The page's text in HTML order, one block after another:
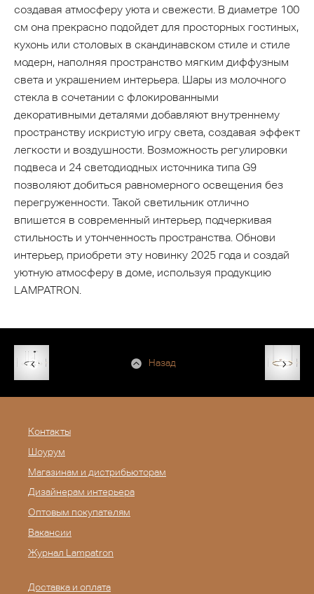
создавая атмосферу уюта и свежести. В диаметре 100
см она прекрасно подойдет для просторных гостиных,
кухонь или столовых в скандинавском стиле и стиле
модерн, наполняя пространство мягким диффузным
света и украшением интерьера. Шары из молочного
стекла в сочетании с флокированными
декоративными деталями добавляют внутреннему
пространству искристую игру света, создавая эффект
легкости и воздушности. Возможность регулировки
подвеса и 24 светодиодных источника типа G9
позволяют добиться равномерного освещения без
перегруженности. Такой светильник отлично
впишется в современный интерьер, подчеркивая
стильность и утонченность пространства. Обнови
интерьер, приобрети эту новинку 2025 года и создай
уютную атмосферу в доме, используя продукцию
LAMPATRON.
Назад
Контакты
Шоурум
Магазинам и дистрибьюторам
Дизайнерам интерьера
Оптовым покупателям
Вакансии
Журнал Lampatron
Доставка и оплата